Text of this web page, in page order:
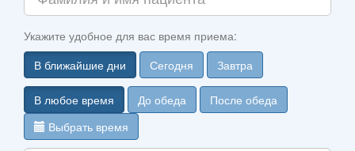
Укажите удобное для вас время приема:
В ближайшие дни
Сегодня Завтра
В любое время До обеда
После обеда
Выбрать время